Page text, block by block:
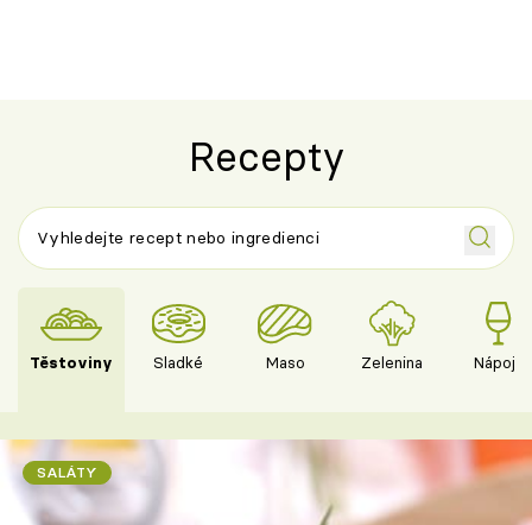
Recepty
Těstoviny Sladké Maso Zelenina Nápoje
SALÁTY